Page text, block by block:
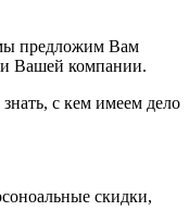
предложим Вам
Вашей компании.
с кем имеем дело
скидки,